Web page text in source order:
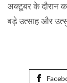
अक्टूबर के दौरान
बड़े उत्साह और